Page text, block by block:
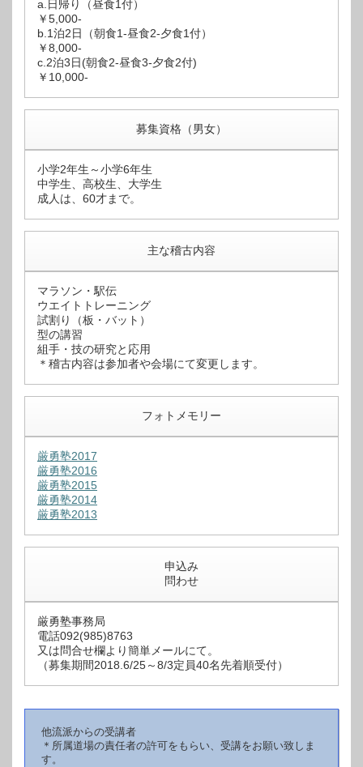
a.日帰り（昼食1付）
￥5,000-
b.1泊2日（朝食1-昼食2-夕食1付）
￥8,000-
c.2泊3日(朝食2-昼食3-夕食2付)
￥10,000-
募集資格（男女）
小学2年生～小学6年生
中学生、高校生、大学生
成人は、60才まで。
主な稽古内容
マラソン・駅伝
ウエイトトレーニング
試割り（板・バット）
型の講習
組手・技の研究と応用
＊稽古内容は参加者や会場にて変更します。
フォトメモリー
厳勇塾2017
厳勇塾2016
厳勇塾2015
厳勇塾2014
厳勇塾2013
申込み
問わせ
厳勇塾事務局
電話092(985)8763
又は問合せ欄より簡単メールにて。
（募集期間2018.6/25～8/3定員40名先着順受付）
他流派からの受講者
＊所属道場の責任者の許可をもらい、受講をお願い致しま
す。